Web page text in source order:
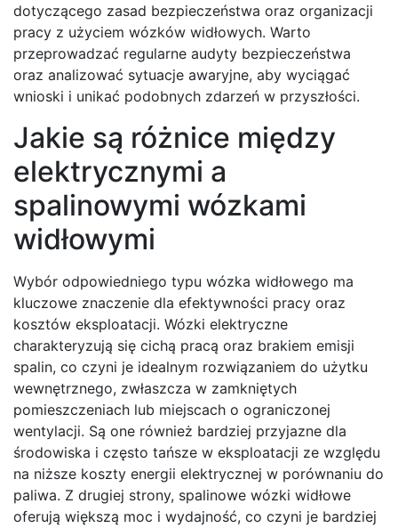
dotyczącego zasad bezpieczeństwa oraz organizacji
pracy z użyciem wózków widłowych. Warto
przeprowadzać regularne audyty bezpieczeństwa
oraz analizować sytuacje awaryjne, aby wyciągać
wnioski i unikać podobnych zdarzeń w przyszłości.
Jakie są różnice między
elektrycznymi a
spalinowymi wózkami
widłowymi
Wybór odpowiedniego typu wózka widłowego ma
kluczowe znaczenie dla efektywności pracy oraz
kosztów eksploatacji. Wózki elektryczne
charakteryzują się cichą pracą oraz brakiem emisji
spalin, co czyni je idealnym rozwiązaniem do użytku
wewnętrznego, zwłaszcza w zamkniętych
pomieszczeniach lub miejscach o ograniczonej
wentylacji. Są one również bardziej przyjazne dla
środowiska i często tańsze w eksploatacji ze względu
na niższe koszty energii elektrycznej w porównaniu do
paliwa. Z drugiej strony, spalinowe wózki widłowe
oferują większą moc i wydajność, co czyni je bardziej